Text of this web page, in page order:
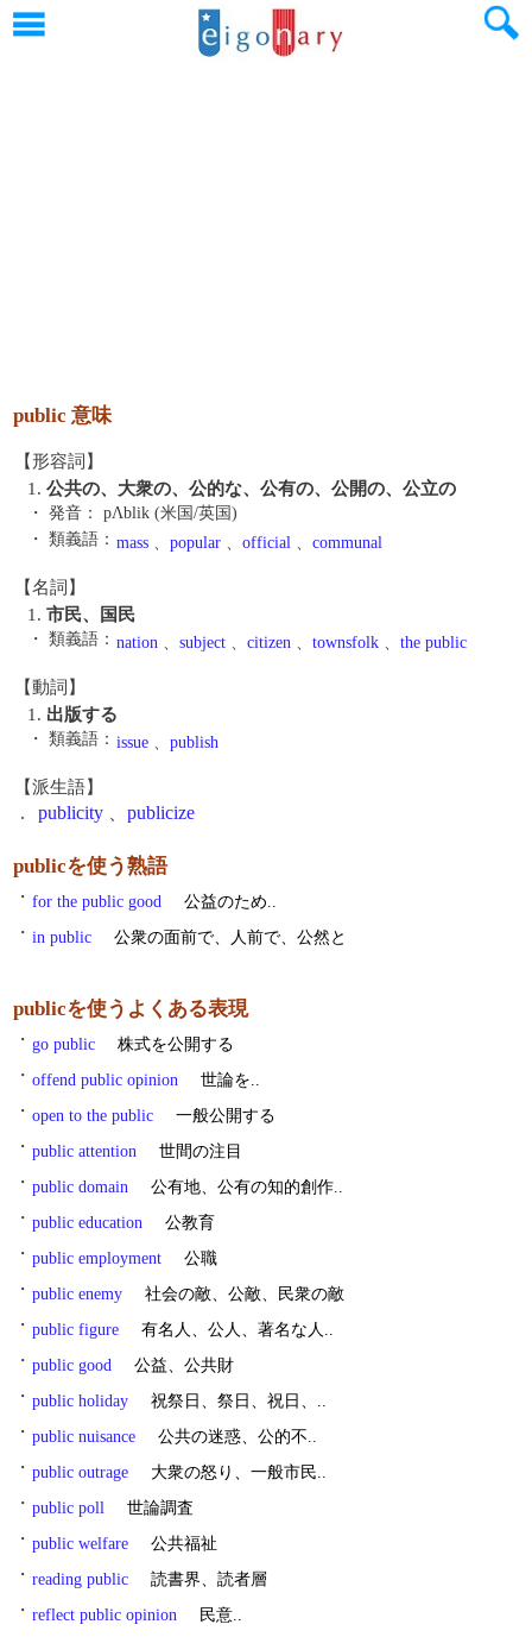
public 意味
【形容詞】
1. 公共の、大衆の、公的な、公有の、公開の、公立の
・ 発音：
pΛblik (米国/英国)
・ 類義語： mass 、 popular 、 official 、 communal
【名詞】
1. 市民、国民
・ 類義語： nation 、 subject 、 citizen 、 townsfolk 、 the public
【動詞】
1. 出版する
・ 類義語： issue 、 publish
【派生語】
. publicity publicize
publicを使う熟語
・ for the public good
公益のため..
・ in public 公衆の面前で、人前で、公然と
publicを使うよくある表現
・ go public
株式を公開する
・ offend public opinion
世論を..
・ open to the public
一般公開する
・ public attention
世間の注目
・ public domain
公有地、公有の知的創作..
・ public education
公教育
・ public employment
公職
・ public enemy
社会の敵、公敵、民衆の敵
・ public figure
有名人、公人、著名な人..
・ public good
公益、公共財
・ public holiday
祝祭日、祭日、祝日、..
・ public nuisance
公共の迷惑、公的不..
・ public outrage
大衆の怒り、一般市民..
・ public poll
世論調査
・ public welfare
公共福祉
・ reading public
読書界、読者層
・ reflect public opinion 民意..